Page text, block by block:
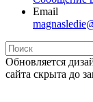
Email
Обновляется
сайта скрыта до